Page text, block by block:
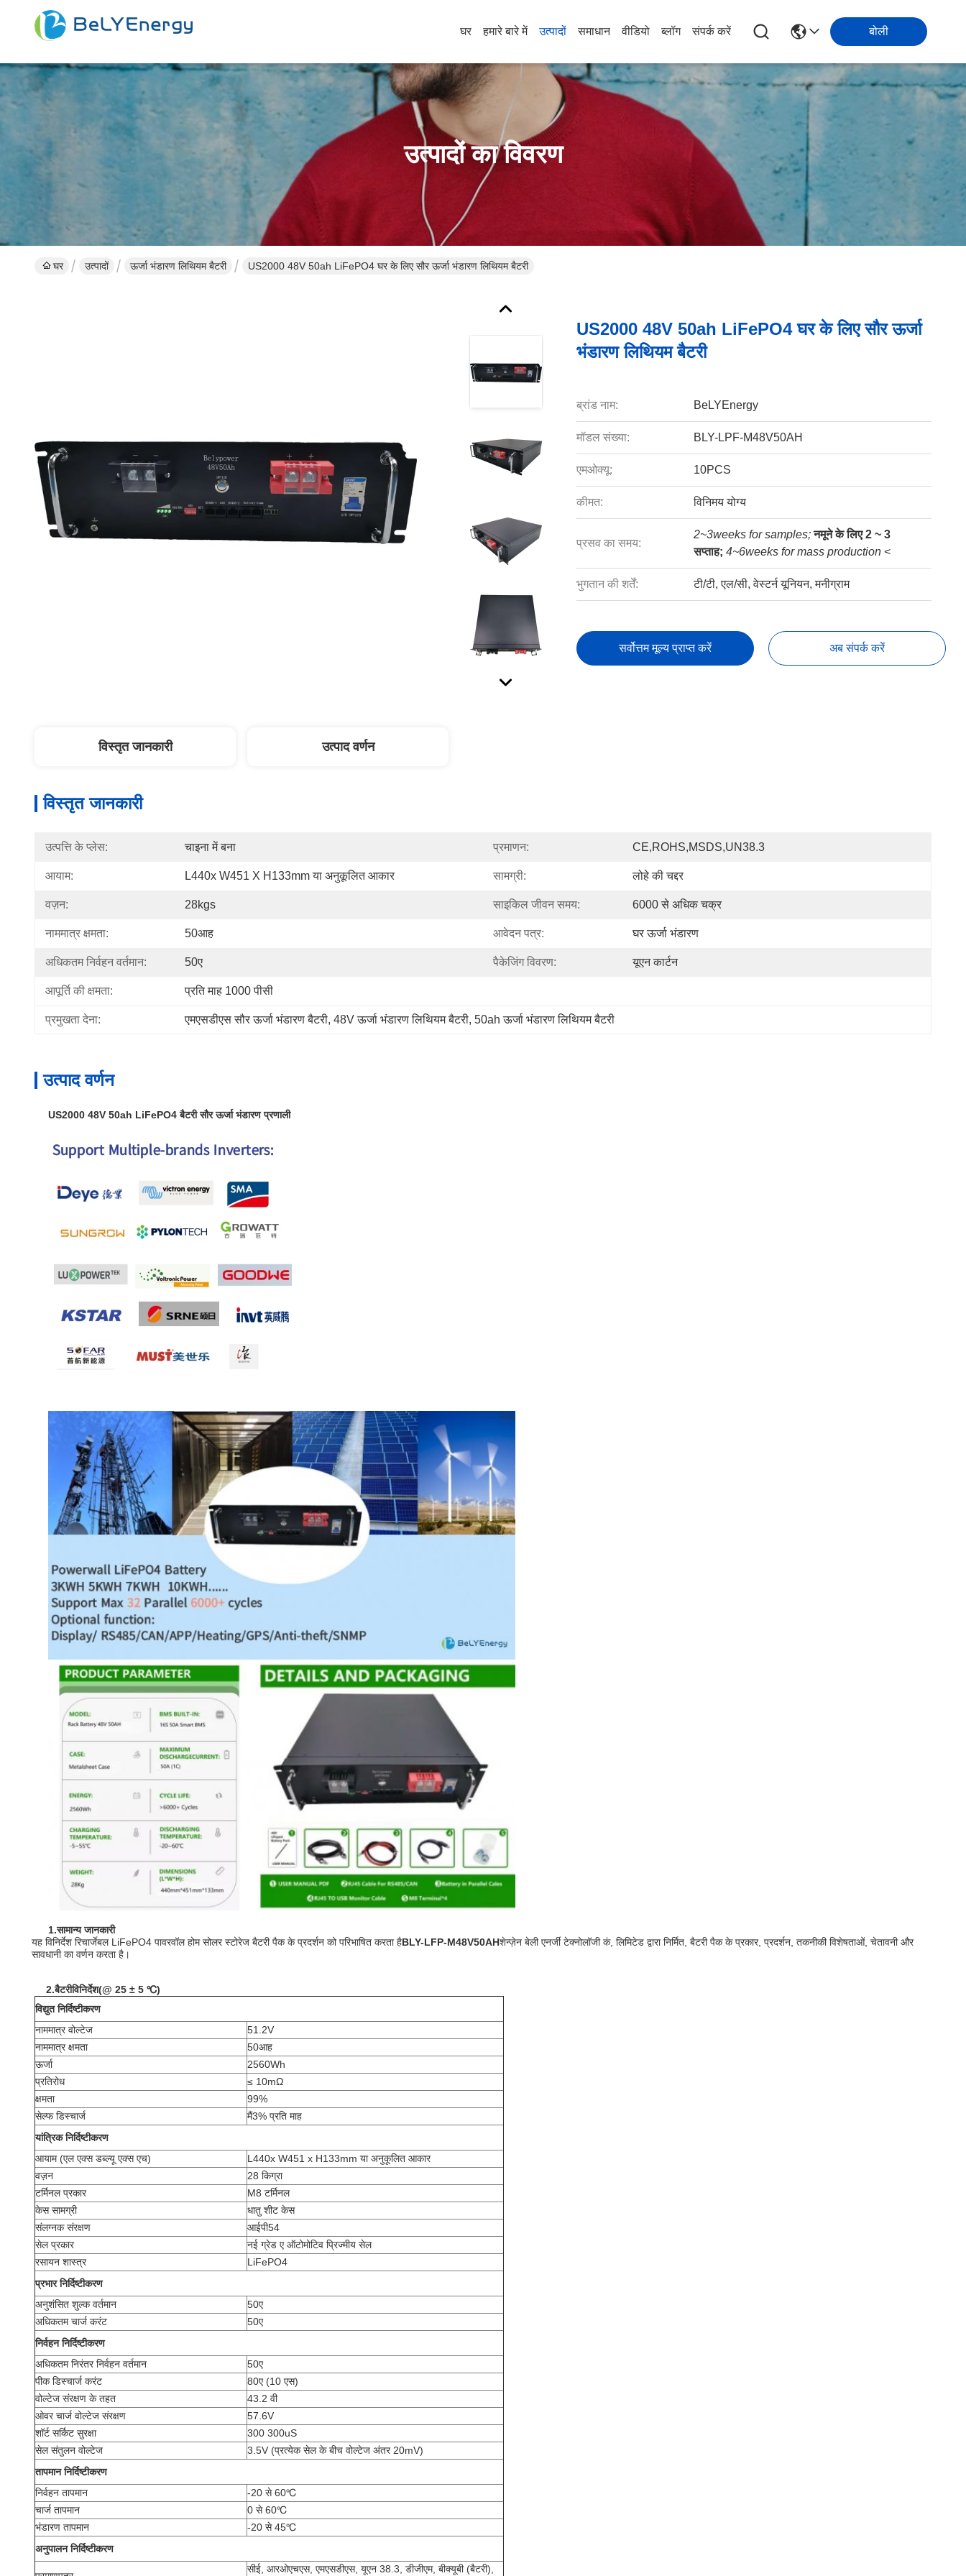
घर हमारे बारे में उत्पादों समाधान वीडियो ब्लॉग संपर्क करें बोली
उत्पादों का विवरण
घर उत्पादों ऊर्जा भंडारण लिथियम बैटरी US2000 48V 50ah LiFePO4 घर के लिए सौर ऊर्जा भंडारण लिथियम बैटरी
US2000 48V 50ah LiFePO4 घर के लिए सौर ऊर्जा
भंडारण लिथियम बैटरी
ब्रांड नाम: BeLYEnergy
मॉडल संख्या: BLY-LPF-M48V50AH
एमओक्यू: 10PCS
कीमत: विनिमय योग्य
प्रसव का समय:
2~3weeks for samples; नमूने के लिए 2 ~ 3
सप्ताह; 4~6weeks for mass production<
भुगतान की शर्तें: टी/टी, एल/सी, वेस्टर्न यूनियन, मनीग्राम
सर्वोत्तम मूल्य प्राप्त करें अब संपर्क करें
विस्तृत जानकारी उत्पाद वर्णन
विस्तृत जानकारी
उत्पत्ति के प्लेस: चाइना में बना प्रमाणन: CE,ROHS,MSDS,UN38.3
आयाम: L440x W451 X H133mm या अनुकूलित आकार सामग्री: लोहे की चद्दर
वज़न: 28kgs साइकिल जीवन समय: 6000 से अधिक चक्र
नाममात्र क्षमता: 50आह आवेदन पत्र: घर ऊर्जा भंडारण
अधिकतम निर्वहन वर्तमान: 50ए पैकेजिंग विवरण: यूएन कार्टन
आपूर्ति की क्षमता: प्रति माह 1000 पीसी
प्रमुखता देना: एमएसडीएस सौर ऊर्जा भंडारण बैटरी, 48V ऊर्जा भंडारण लिथियम बैटरी, 50ah ऊर्जा भंडारण लिथियम बैटरी
उत्पाद वर्णन
US2000 48V 50ah LiFePO4 बैटरी सौर ऊर्जा भंडारण प्रणाली
1.सामान्य जानकारी
यह विनिर्देश रिचार्जेबल LiFePO4 पावरवॉल होम सोलर स्टोरेज बैटरी पैक के प्रदर्शन को परिभाषित करता हैBLY-LFP-M48V50AHशेन्ज़ेन बेली एनर्जी टेक्नोलॉजी कं, लिमिटेड द्वारा निर्मित, बैटरी पैक के प्रकार, प्रदर्शन, तकनीकी विशेषताओं, चेतावनी और
सावधानी का वर्णन करता है।
2.बैटरीविनिर्देश(@ 25 ± 5 ℃)
विद्युत निर्दिष्टीकरण
नाममात्र वोल्टेज
51.2V
नाममात्र क्षमता
50आह
ऊर्जा
2560Wh
प्रतिरोध
≤ 10mΩ
क्षमता
99%
सेल्फ डिस्चार्ज
मैं3% प्रति माह
यांत्रिक निर्दिष्टीकरण
आयाम (एल एक्स डब्ल्यू एक्स एच)
L440x W451 x H133mm या अनुकूलित आकार
वज़न
28 किग्रा
टर्मिनल प्रकार
M8 टर्मिनल
केस सामग्री
धातु शीट केस
संलग्नक संरक्षण
आईपी54
सेल प्रकार
नई ग्रेड ए ऑटोमोटिव प्रिज्मीय सेल
रसायन शास्त्र
LiFePO4
प्रभार निर्दिष्टीकरण
अनुशंसित शुल्क वर्तमान
50ए
अधिकतम चार्ज करंट
50ए
निर्वहन निर्दिष्टीकरण
अधिकतम निरंतर निर्वहन वर्तमान
50ए
पीक डिस्चार्ज करंट
80ए (10 एस)
वोल्टेज संरक्षण के तहत
43.2 वी
ओवर चार्ज वोल्टेज संरक्षण
57.6V
शॉर्ट सर्किट सुरक्षा
300 300uS
सेल संतुलन वोल्टेज
3.5V (प्रत्येक सेल के बीच वोल्टेज अंतर 20mV)
तापमान निर्दिष्टीकरण
निर्वहन तापमान
-20 से 60℃
चार्ज तापमान
0 से 60℃
भंडारण तापमान
-20 से 45℃
अनुपालन निर्दिष्टीकरण
सीई, आरओएचएस, एमएसडीएस, यूएन 38.3, डीजीएम, बीक्यूबी (बैटरी),